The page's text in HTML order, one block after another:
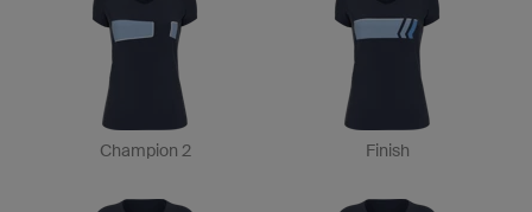
Champion 2 Finish